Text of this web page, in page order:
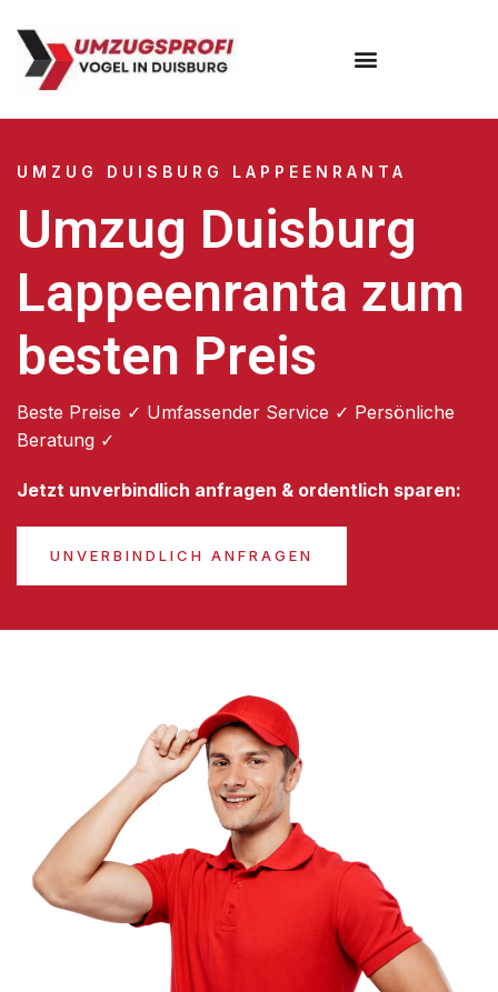
UMZUG DUISBURG LAPPEENRANTA
Umzug Duisburg
Lappeenranta zum
besten Preis
Beste Preise ✓ Umfassender Service ✓ Persönliche
Beratung ✓
Jetzt unverbindlich anfragen & ordentlich sparen:
UNVERBINDLICH ANFRAGEN